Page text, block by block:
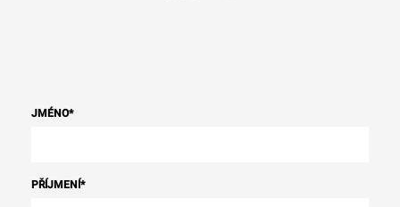
JMÉNO*
PŘÍJMENÍ *